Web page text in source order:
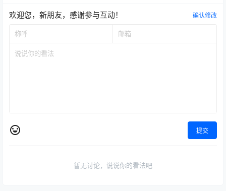
欢迎您，新朋友，感谢参与互动！ 确认修改
提交
暂无讨论，说说你的看法吧